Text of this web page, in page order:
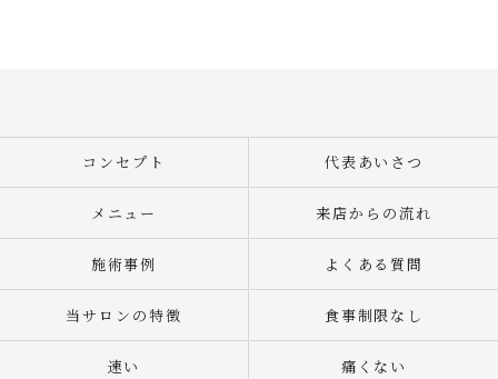
コンセプト 代表あいさつ
メニュー 来店からの流れ
施術事例 よくある質問
当サロンの特徴 食事制限なし
速い 痛くない